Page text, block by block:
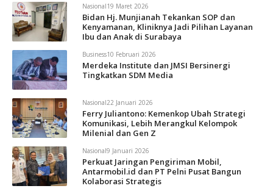
Nasional19 Maret 2026
Bidan Hj. Munjianah Tekankan SOP dan
Kenyamanan, Kliniknya Jadi Pilihan Layanan
Ibu dan Anak di Surabaya
Business10 Februari 2026
Merdeka Institute dan JMSI Bersinergi
Tingkatkan SDM Media
Nasional22 Januari 2026
Ferry Juliantono: Kemenkop Ubah Strategi
Komunikasi, Lebih Merangkul Kelompok
Milenial dan Gen Z
Nasional9 Januari 2026
Perkuat Jaringan Pengiriman Mobil,
Antarmobil.id dan PT Pelni Pusat Bangun
Kolaborasi Strategis